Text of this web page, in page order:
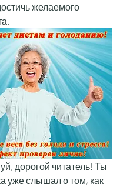
желаемого
дорогой читатель! Ты
уже слышал о том, как